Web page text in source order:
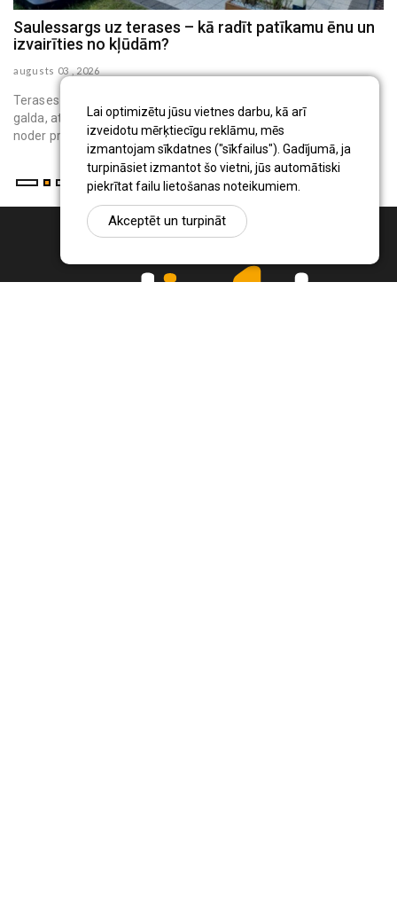
Lai optimizētu jūsu vietnes darbu, kā arī
izveidotu mērķtiecīgu reklāmu, mēs
izmantojam sīkdatnes ("sīkfailus"). Gadījumā, ja
turpināsiet izmantot šo vietni, jūs automātiski
piekrītat failu lietošanas noteikumiem.
Akceptēt un turpināt
Saulessargs uz terases – kā radīt patīkamu ēnu un
izvairīties no kļūdām?
augusts 03 , 2026
Terases saulessargs ir pārvietojams āra aprīkojums, kas virs
galda, atpūtas krēsliem vai bērnu rotaļu vietas rada ēnu. Tas
noder privātmāju iedzīvo...